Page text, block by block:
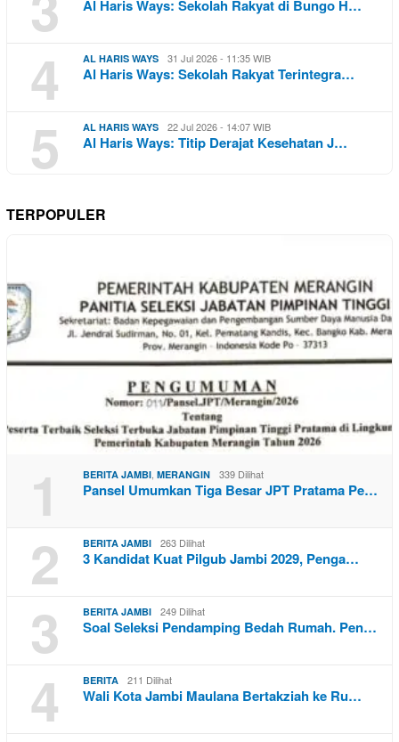
Al Haris Ways: Sekolah Rakyat di Bungo H…
4 AL HARIS WAYS 31 Jul 2026 - 11:35 WIB
Al Haris Ways: Sekolah Rakyat Terintegra…
5 AL HARIS WAYS 22 Jul 2026 - 14:07 WIB
Al Haris Ways: Titip Derajat Kesehatan J…
TERPOPULER
1 BERITA JAMBI, MERANGIN 339 Dilihat
Pansel Umumkan Tiga Besar JPT Pratama Pe…
2 BERITA JAMBI 263 Dilihat
3 Kandidat Kuat Pilgub Jambi 2029, Penga…
3 BERITA JAMBI 249 Dilihat
Soal Seleksi Pendamping Bedah Rumah. Pen…
4 BERITA 211 Dilihat
Wali Kota Jambi Maulana Bertakziah ke Ru…